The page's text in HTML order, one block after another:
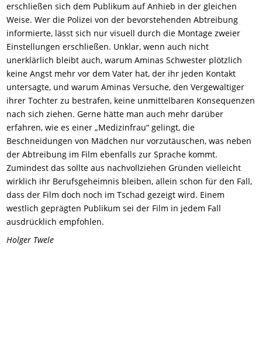
erschließen sich dem Publikum auf Anhieb in der gleichen
Weise. Wer die Polizei von der bevorstehenden Abtreibung
informierte, lässt sich nur visuell durch die Montage zweier
Einstellungen erschließen. Unklar, wenn auch nicht
unerklärlich bleibt auch, warum Aminas Schwester plötzlich
keine Angst mehr vor dem Vater hat, der ihr jeden Kontakt
untersagte, und warum Aminas Versuche, den Vergewaltiger
ihrer Tochter zu bestrafen, keine unmittelbaren Konsequenzen
nach sich ziehen. Gerne hätte man auch mehr darüber
erfahren, wie es einer „Medizinfrau“ gelingt, die
Beschneidungen von Mädchen nur vorzutäuschen, was neben
der Abtreibung im Film ebenfalls zur Sprache kommt.
Zumindest das sollte aus nachvollziehen Gründen vielleicht
wirklich ihr Berufsgeheimnis bleiben, allein schon für den Fall,
dass der Film doch noch im Tschad gezeigt wird. Einem
westlich geprägten Publikum sei der Film in jedem Fall
ausdrücklich empfohlen.
Holger Twele